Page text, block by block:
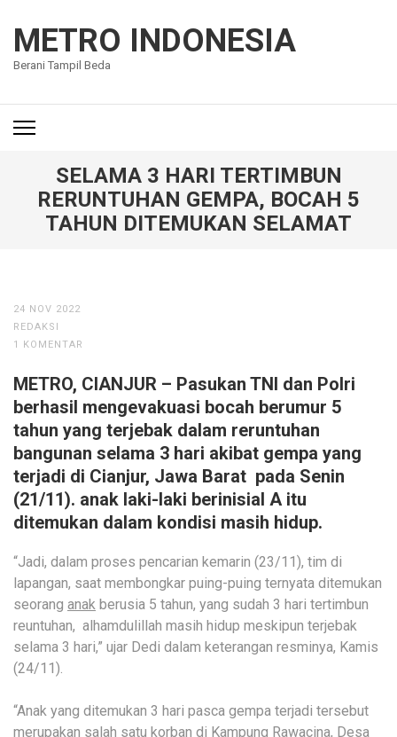
konten
(Tekan
METRO INDONESIA
Berani Tampil Beda
SELAMA 3 HARI TERTIMBUN
RERUNTUHAN GEMPA, BOCAH 5
TAHUN DITEMUKAN SELAMAT
24 NOV 2022
REDAKSI
1 KOMENTAR
METRO, CIANJUR – Pasukan TNI dan Polri
berhasil mengevakuasi bocah berumur 5
tahun yang terjebak dalam reruntuhan
bangunan selama 3 hari akibat gempa yang
terjadi di Cianjur, Jawa Barat pada Senin
(21/11). anak laki-laki berinisial A itu
ditemukan dalam kondisi masih hidup.
“Jadi, dalam proses pencarian kemarin (23/11), tim di
lapangan, saat membongkar puing-puing ternyata ditemukan
seorang anak berusia 5 tahun, yang sudah 3 hari tertimbun
reuntuhan, alhamdulillah masih hidup meskipun terjebak
selama 3 hari,” ujar Dedi dalam keterangan resminya, Kamis
(24/11).
“Anak yang ditemukan 3 hari pasca gempa terjadi tersebut
merupakan salah satu korban di Kampung Rawacina, Desa